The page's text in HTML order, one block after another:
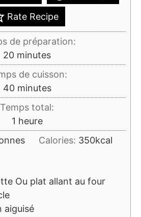
Rate Recipe
de préparation:
20minutes
minutes
de cuisson:
40minutes
minutes
Temps total:
1 heure
heure
Calories: 350kcal
Ou plat allant au four
aiguisé